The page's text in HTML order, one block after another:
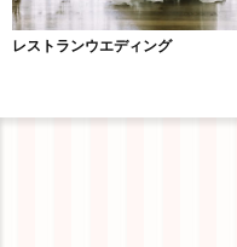
レストランウエディング